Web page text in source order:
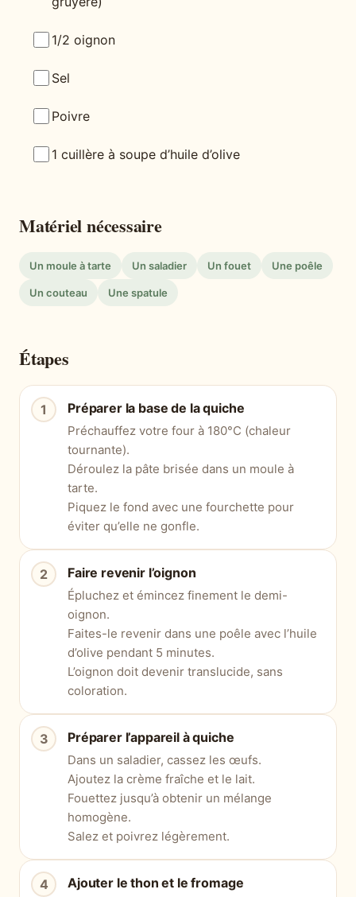
1/2 oignon
Sel
Poivre
1 cuillère à soupe d’huile d’olive
Matériel nécessaire
Un moule à tarte Un saladier Un fouet Une poêle
Un couteau Une spatule
Étapes
Préparer la base de la quiche
Préchauffez votre four à 180°C (chaleur
tournante).
Déroulez la pâte brisée dans un moule à
tarte.
Piquez le fond avec une fourchette pour
éviter qu’elle ne gonfle.
Faire revenir l’oignon
Épluchez et émincez finement le demi-
oignon.
Faites-le revenir dans une poêle avec l’huile
d’olive pendant 5 minutes.
L’oignon doit devenir translucide, sans
coloration.
Préparer l’appareil à quiche
Dans un saladier, cassez les œufs.
Ajoutez la crème fraîche et le lait.
Fouettez jusqu’à obtenir un mélange
homogène.
Salez et poivrez légèrement.
Ajouter le thon et le fromage